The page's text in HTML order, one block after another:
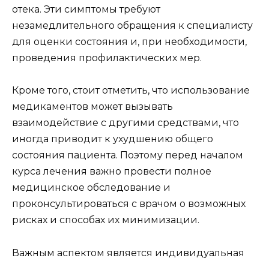
отека. Эти симптомы требуют
незамедлительного обращения к специалисту
для оценки состояния и, при необходимости,
проведения профилактических мер.
Кроме того, стоит отметить, что использование
медикаментов может вызывать
взаимодействие с другими средствами, что
иногда приводит к ухудшению общего
состояния пациента. Поэтому перед началом
курса лечения важно провести полное
медицинское обследование и
проконсультироваться с врачом о возможных
рисках и способах их минимизации.
Важным аспектом является индивидуальная